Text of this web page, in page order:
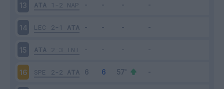
13 ATA 1-2 NAP
14 LEC 2-1 ATA
15 ATA 2-3 INT
16 SPE 2-2 ATA